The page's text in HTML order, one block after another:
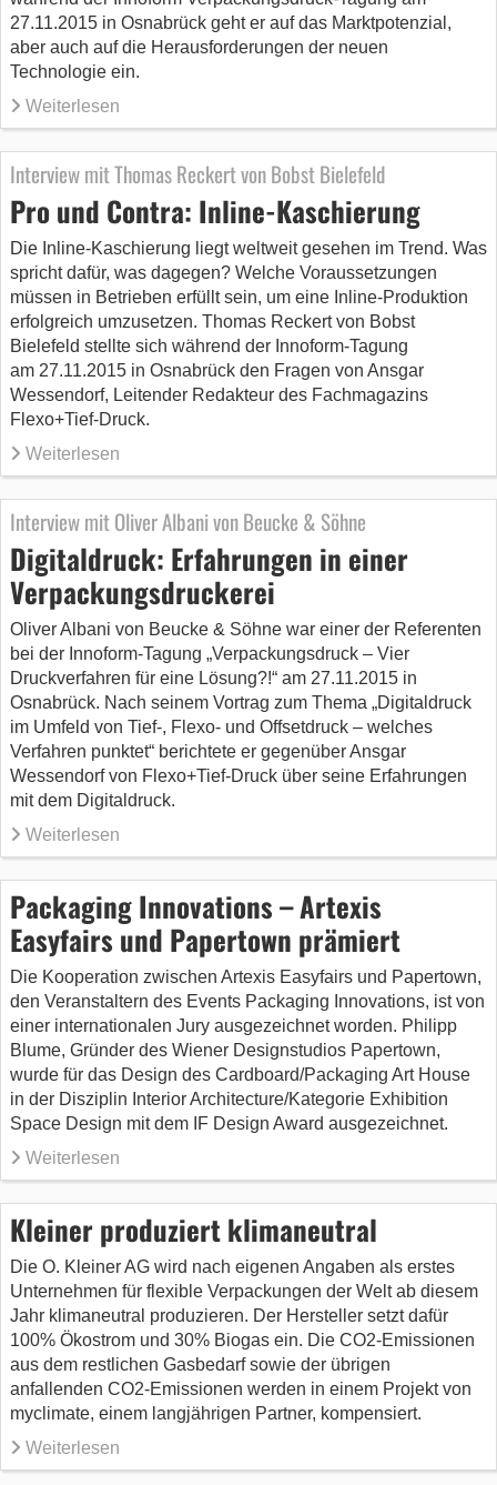
27.11.2015 in Osnabrück geht er auf das Marktpotenzial,
aber auch auf die Herausforderungen der neuen
Technologie ein.
Weiterlesen
Interview mit Thomas Reckert von Bobst Bielefeld
Pro und Contra: Inline-Kaschierung
Die Inline-Kaschierung liegt weltweit gesehen im Trend. Was
spricht dafür, was dagegen? Welche Voraussetzungen
müssen in Betrieben erfüllt sein, um eine Inline-Produktion
erfolgreich umzusetzen. Thomas Reckert von Bobst
Bielefeld stellte sich während der Innoform-Tagung
am 27.11.2015 in Osnabrück den Fragen von Ansgar
Wessendorf, Leitender Redakteur des Fachmagazins
Flexo+Tief-Druck.
Weiterlesen
Interview mit Oliver Albani von Beucke & Söhne
Digitaldruck: Erfahrungen in einer
Verpackungsdruckerei
Oliver Albani von Beucke & Söhne war einer der Referenten
bei der Innoform-Tagung „Verpackungsdruck – Vier
Druckverfahren für eine Lösung?!“ am 27.11.2015 in
Osnabrück. Nach seinem Vortrag zum Thema „Digitaldruck
im Umfeld von Tief-, Flexo- und Offsetdruck – welches
Verfahren punktet“ berichtete er gegenüber Ansgar
Wessendorf von Flexo+Tief-Druck über seine Erfahrungen
mit dem Digitaldruck.
Weiterlesen
Packaging Innovations – Artexis
Easyfairs und Papertown prämiert
Die Kooperation zwischen Artexis Easyfairs und Papertown,
den Veranstaltern des Events Packaging Innovations, ist von
einer internationalen Jury ausgezeichnet worden. Philipp
Blume, Gründer des Wiener Designstudios Papertown,
wurde für das Design des Cardboard/Packaging Art House
in der Disziplin Interior Architecture/Kategorie Exhibition
Space Design mit dem IF Design Award ausgezeichnet.
Weiterlesen
Kleiner produziert klimaneutral
Die O. Kleiner AG wird nach eigenen Angaben als erstes
Unternehmen für flexible Verpackungen der Welt ab diesem
Jahr klimaneutral produzieren. Der Hersteller setzt dafür
100% Ökostrom und 30% Biogas ein. Die CO2-Emissionen
aus dem restlichen Gasbedarf sowie der übrigen
anfallenden CO2-Emissionen werden in einem Projekt von
myclimate, einem langjährigen Partner, kompensiert.
Weiterlesen